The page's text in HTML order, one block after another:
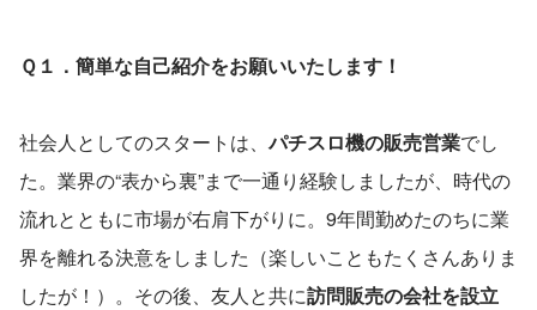
Ｑ１．簡単な自己紹介をお願いいたします！
社会人としてのスタートは、パチスロ機の販売営業でし
た。業界の“表から裏”まで一通り経験しましたが、時代の
流れとともに市場が右肩下がりに。9年間勤めたのちに業
界を離れる決意をしました（楽しいこともたくさんありま
したが！）。その後、友人と共に訪問販売の会社を設立